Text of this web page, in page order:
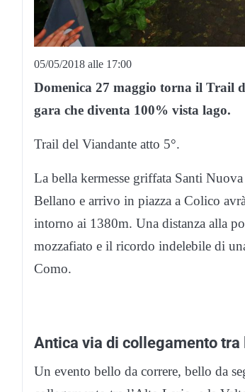
05/05/2018 alle 17:00
Domenica 27 maggio torna il Trail
gara che diventa 100% vista lago.
Trail del Viandante atto 5°.
La bella kermesse griffata Santi
Bellano e arrivo in piazza a Colico
intorno ai 1380m. Una distanza alla
mozzafiato e il ricordo indelebile di
Como.
Antica via di collegamento
Un evento bello da correre, bello da